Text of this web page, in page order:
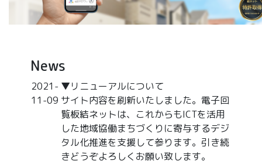
News
2021-
11-09
▼リニューアルについて
サイト内容を刷新いたしました。電子回
覧板結ネットは、これからもICTを活用
した地域協働まちづくりに寄与するデジ
タル化推進を支援して参ります。引き続
きどうぞよろしくお願い致します。